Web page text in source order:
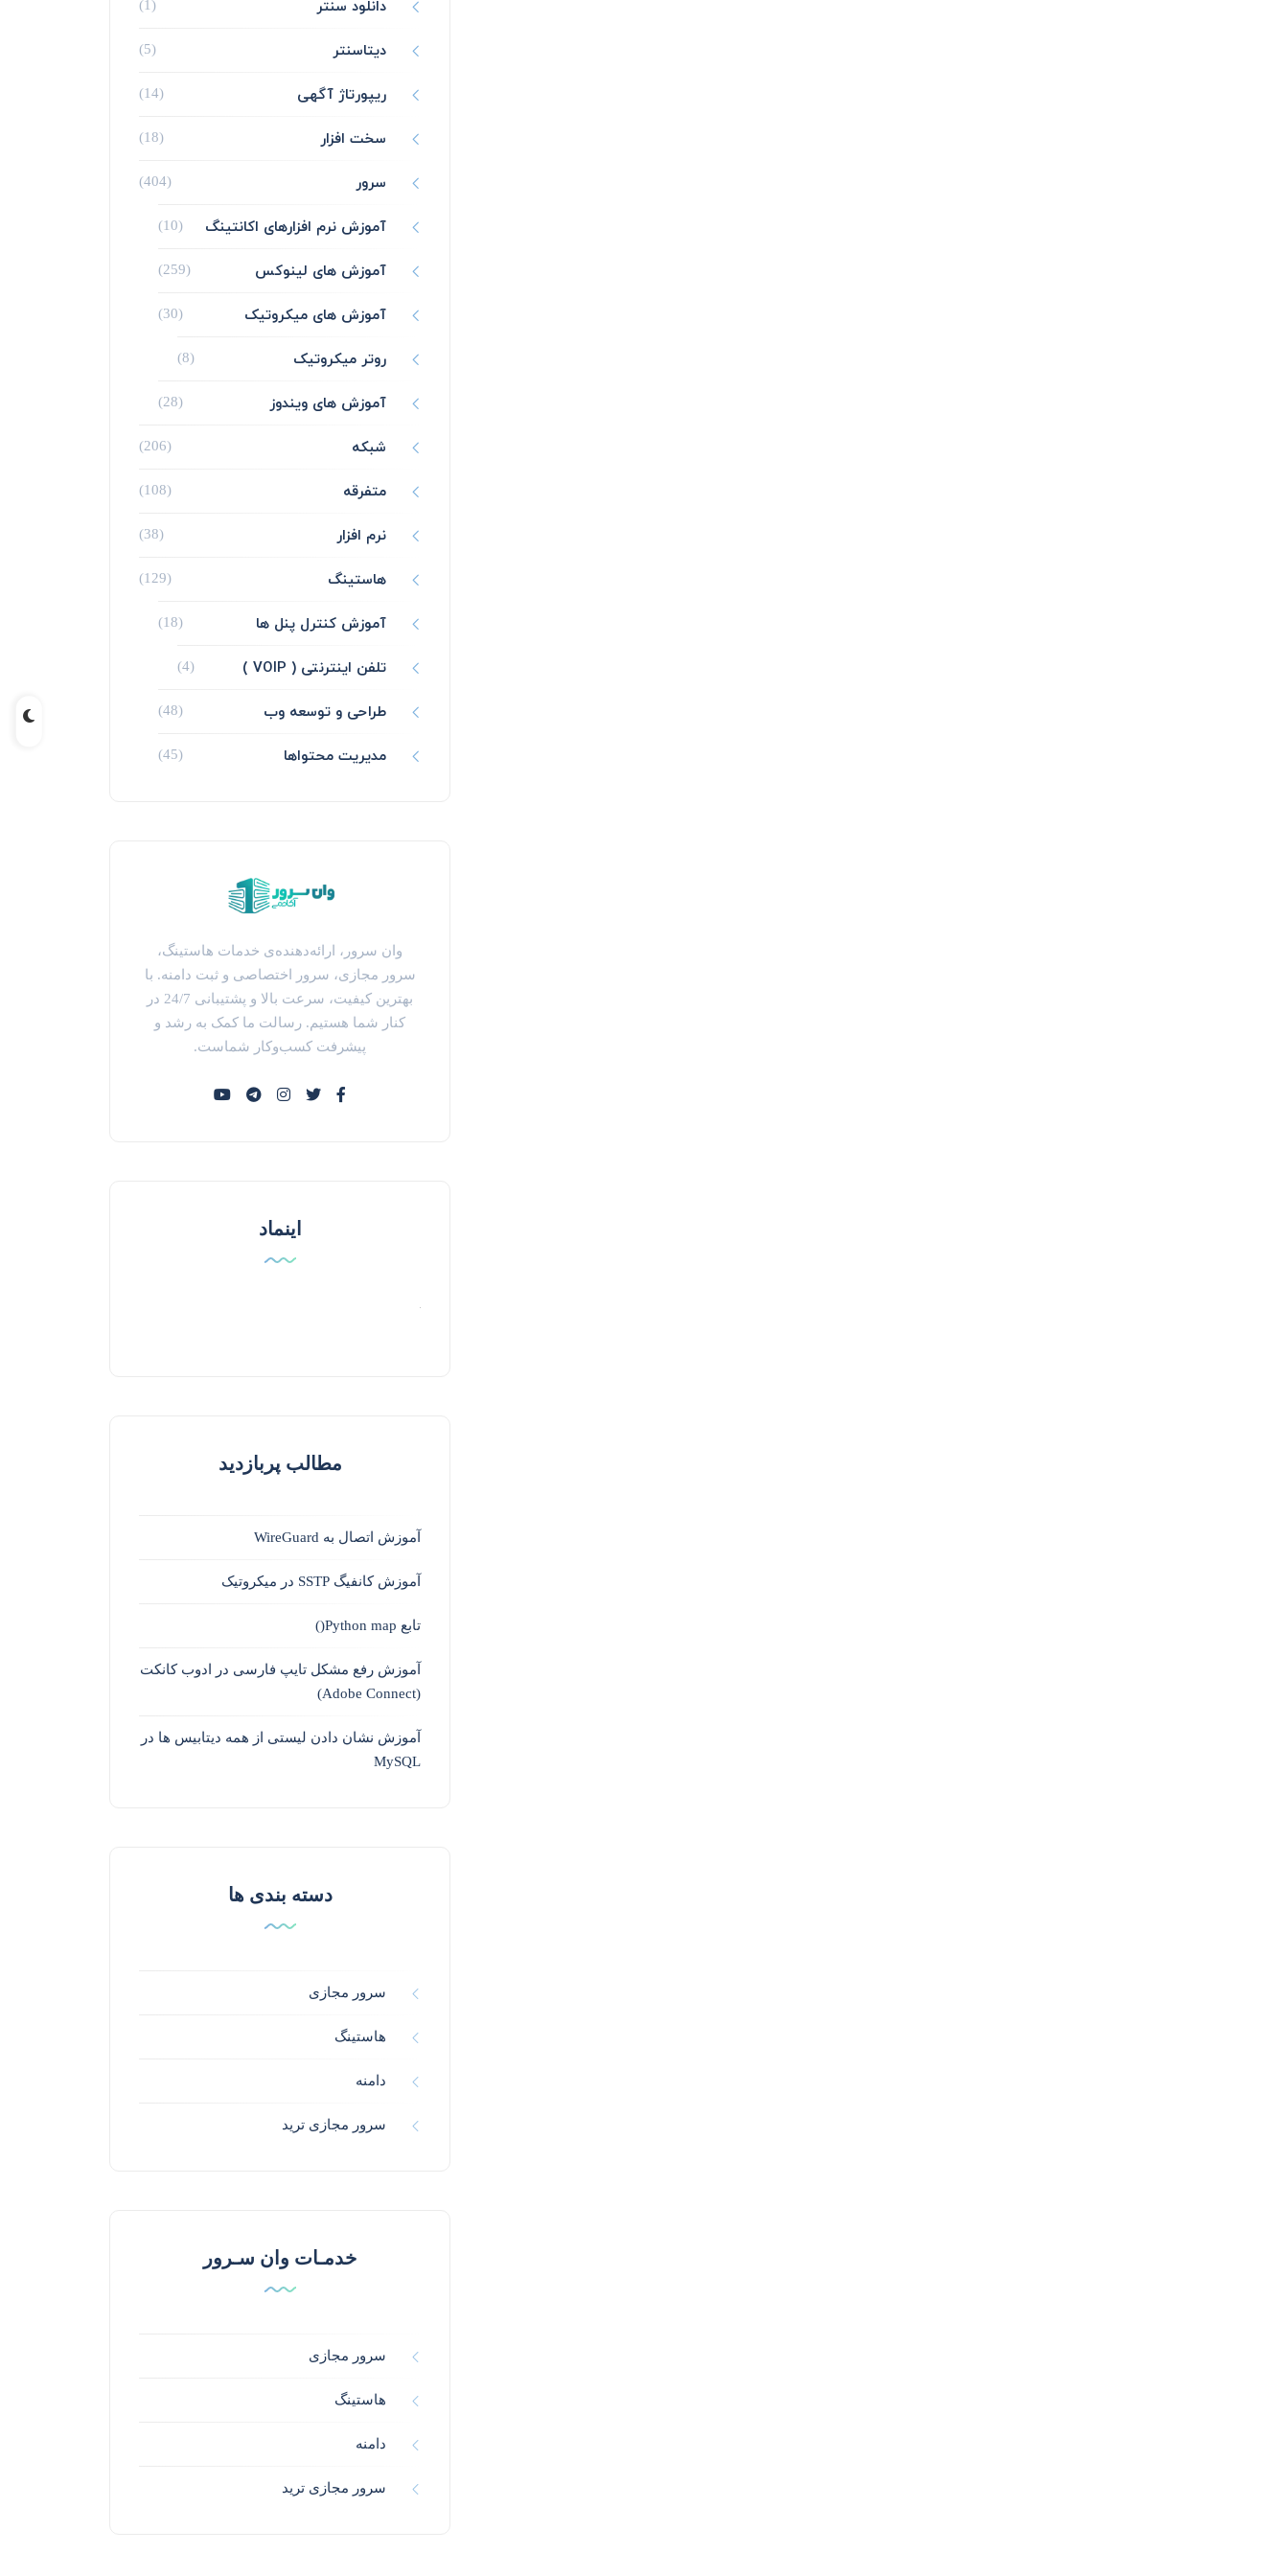
دانلود سنتر (1)
دیتاسنتر (5)
ریپورتاژ آگهی (14)
سخت افزار (18)
سرور (404)
آموزش نرم افزارهای اکانتینگ (10)
آموزش های لینوکس (259)
آموزش های میکروتیک (30)
روتر میکروتیک (8)
آموزش های ویندوز (28)
شبکه (206)
متفرقه (108)
نرم افزار (38)
هاستینگ (129)
آموزش کنترل پنل ها (18)
تلفن اینترنتی ( VOIP ) (4)
طراحی و توسعه وب (48)
مدیریت محتواها (45)
وان سرور، ارائه‌دهنده‌ی خدمات هاستینگ،
سرور مجازی، سرور اختصاصی و ثبت دامنه. با
بهترین کیفیت، سرعت بالا و پشتیبانی 24/7 در
کنار شما هستیم. رسالت ما کمک به رشد و
پیشرفت کسب‌وکار شماست.
اینماد
مطالب پربازدید
آموزش اتصال به WireGuard
آموزش کانفیگ SSTP در میکروتیک
تابع Python map()
آموزش رفع مشکل تایپ فارسی در ادوب کانکت
(Adobe Connect)
آموزش نشان دادن لیستی از همه دیتابیس ها در
MySQL
دسته بندی ها
سرور مجازی
هاستینگ
دامنه
سرور مجازی ترید
خدمـات وان سـرور
سرور مجازی
هاستینگ
دامنه
سرور مجازی ترید